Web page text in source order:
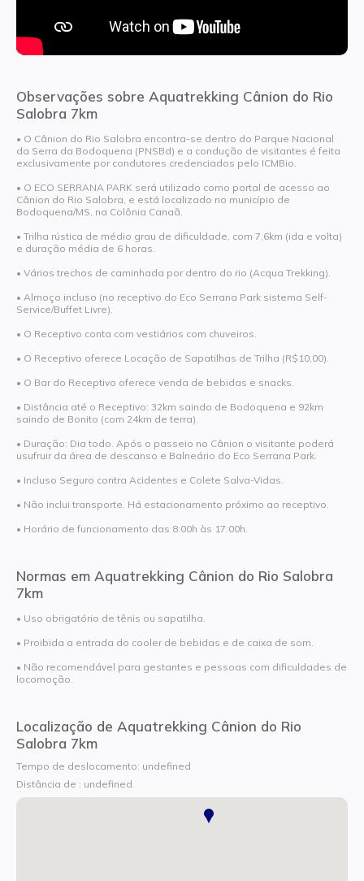
Observações sobre Aquatrekking Cânion do Rio
Salobra 7km
• O Cânion do Rio Salobra encontra-se dentro do Parque Nacional
da Serra da Bodoquena (PNSBd) e a condução de visitantes é feita
exclusivamente por condutores credenciados pelo ICMBio.
• O ECO SERRANA PARK será utilizado como portal de acesso ao
Cânion do Rio Salobra, e está localizado no município de
Bodoquena/MS, na Colônia Canaã.
• Trilha rústica de médio grau de dificuldade, com 7,6km (ida e volta)
e duração média de 6 horas.
• Vários trechos de caminhada por dentro do rio (Acqua Trekking).
• Almoço incluso (no receptivo do Eco Serrana Park sistema Self-
Service/Buffet Livre).
• O Receptivo conta com vestiários com chuveiros.
• O Receptivo oferece Locação de Sapatilhas de Trilha (R$10,00).
• O Bar do Receptivo oferece venda de bebidas e snacks.
• Distância até o Receptivo: 32km saindo de Bodoquena e 92km
saindo de Bonito (com 24km de terra).
• Duração: Dia todo. Após o passeio no Cânion o visitante poderá
usufruir da área de descanso e Balneário do Eco Serrana Park.
• Incluso Seguro contra Acidentes e Colete Salva-Vidas.
• Não inclui transporte. Há estacionamento próximo ao receptivo.
• Horário de funcionamento das 8:00h às 17:00h.
Normas em Aquatrekking Cânion do Rio Salobra
7km
• Uso obrigatório de tênis ou sapatilha.
• Proibida a entrada do cooler de bebidas e de caixa de som.
• Não recomendável para gestantes e pessoas com dificuldades de
locomoção.
Localização de Aquatrekking Cânion do Rio
Salobra 7km
Tempo de deslocamento: undefined
Distância de : undefined